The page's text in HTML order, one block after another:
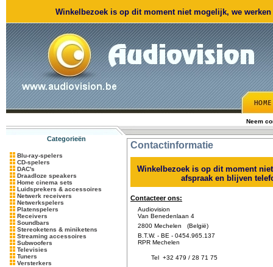
Winkelbezoek is op dit moment niet mogelijk, we
Neem
Categorieën
Blu-ray-spelers
CD-spelers
DAC's
Draadloze speakers
Home cinema sets
Luidsprekers & accessoires
Netwerk receivers
Netwerkspelers
Platenspelers
Receivers
Soundbars
Stereoketens & miniketens
Streaming accessoires
Subwoofers
Televisies
Tuners
Versterkers
Contactinformatie
Winkelbezoek is op dit moment
afspraak en blijven
Contacteer ons:
Audiovision
Van Benedenlaan 4
2800 Mechelen (België)
B.T.W. - BE - 0454.965.137
RPR Mechelen
Tel +32 479 / 28 71 75